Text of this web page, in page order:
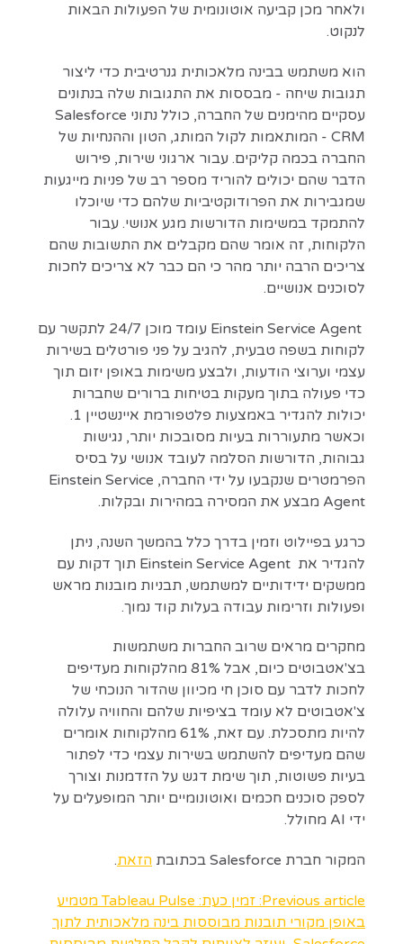
ולאחר מכן קביעה אוטונומית של הפעולות הבאות
לנקוט.
הוא משתמש בבינה מלאכותית גנרטיבית כדי ליצור
תגובות שיחה - מבססות את התגובות שלה בנתונים
עסקיים מהימנים של החברה, כולל נתוני Salesforce
CRM - המותאמות לקול המותג, הטון וההנחיות של
החברה בכמה קליקים. עבור ארגוני שירות, פירוש
הדבר שהם יכולים להוריד מספר רב של פניות מייגעות
שמגבירות את הפרודוקטיביות שלהם כדי שיוכלו
להתמקד במשימות הדורשות מגע אנושי. עבור
הלקוחות, זה אומר שהם מקבלים את התשובות שהם
צריכים הרבה יותר מהר כי הם כבר לא צריכים לחכות
לסוכנים אנושיים.
Einstein Service Agent עומד מוכן 24/7 לתקשר עם
לקוחות בשפה טבעית, להגיב על פני פורטלים בשירות
עצמי וערוצי הודעות, ולבצע משימות באופן יזום תוך
כדי פעולה בתוך מעקות בטיחות ברורים שחברות
יכולות להגדיר באמצעות פלטפורמת איינשטיין 1.
וכאשר מתעוררות בעיות מסובכות יותר, נגישות
גבוהות, הדורשות הסלמה לעובד אנושי על בסיס
הפרמטרים שנקבעו על ידי החברה, Einstein Service
Agent מבצע את המסירה במהירות ובקלות.
כרגע בפיילוט וזמין בדרך כלל בהמשך השנה, ניתן
להגדיר את Einstein Service Agent תוך דקות עם
ממשקים ידידותיים למשתמש, תבניות מובנות מראש
ופעולות וזרימות עבודה בעלות קוד נמוך.
מחקרים מראים שרוב החברות משתמשות
בצ'אטבוטים כיום, אבל 81% מהלקוחות מעדיפים
לחכות לדבר עם סוכן חי מכיוון שהדור הנוכחי של
צ'אטבוטים לא עומד בציפיות שלהם והחוויה עלולה
להיות מתסכלת. עם זאת, 61% מהלקוחות אומרים
שהם מעדיפים להשתמש בשירות עצמי כדי לפתור
בעיות פשוטות, תוך שימת דגש על הזדמנות וצורך
לספק סוכנים חכמים ואוטונומיים יותר המופעלים על
ידי AI מחולל.
המקור חברת Salesforce בכתובת הזאת.
Previous article: זמין כעת: Tableau Pulse מטמיע
באופן מקורי תובנות מבוססות בינה מלאכותית לתוך